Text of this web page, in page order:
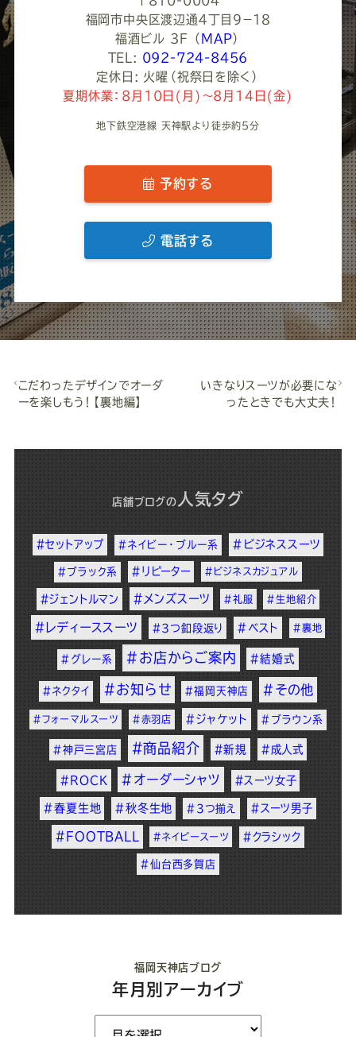
福岡市中央区渡辺通４丁目９−１８
福酒ビル 3F
（ MAP）
TEL: 092-724-8456
定休日: 火曜（祝祭日を除く）
夏期休業：8月10日(月)～8月14日(金)
地下鉄空港線 天神駅より徒歩約5分
予約する
電話する
こだわったデザインでオーダ
ーを楽しもう！【裏地編】
いきなりスーツが必要にな
ったときでも大丈夫！
店舗ブログの 人気タグ
#セットアップ #ネイビー・ブルー系 #ビジネススーツ
#ブラック系 #リピーター #ビジネスカジュアル
#ジェントルマン #メンズスーツ #礼服 #生地紹介
#レディーススーツ #3つ釦段返り #ベスト #裏地
#グレー系 #お店からご案内 #結婚式
#ネクタイ #お知らせ #福岡天神店 #その他
#フォーマルスーツ #赤羽店 #ジャケット #ブラウン系
#神戸三宮店 #商品紹介 #新規 #成人式
#ROCK #オーダーシャツ #スーツ女子
#春夏生地 #秋冬生地 #3つ揃え #スーツ男子
#FOOTBALL #ネイビースーツ #クラシック
#仙台西多賀店
福岡天神店ブログ
年月別アーカイブ